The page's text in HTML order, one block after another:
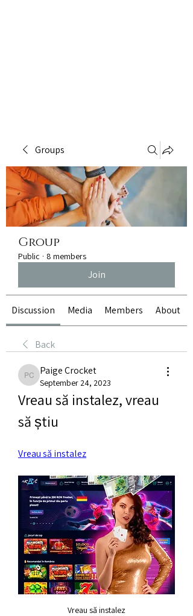
Groups
Group
Public · 8 members
Join
Discussion Media Members About
Back
Paige Crocket
Paige Crocket
September 24, 2023
Vreau să instalez, vreau
să știu
Vreau să instalez
Vreau să instalez